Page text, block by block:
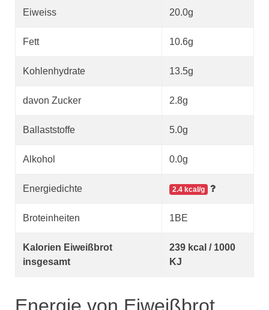
Eiweiss 20.0g
Fett 10.6g
Kohlenhydrate 13.5g
davon Zucker 2.8g
Ballaststoffe 5.0g
Alkohol 0.0g
Energiedichte 2.4 kcal/g
Broteinheiten 1BE
Kalorien Eiweißbrot
insgesamt
239 kcal / 1000
KJ